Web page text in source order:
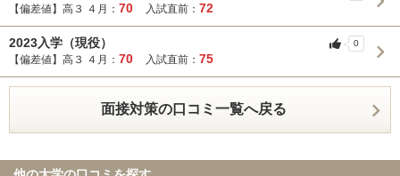
【偏差値】高３ ４月： 70 入試直前： 72
2023入学（現役）
【偏差値】高３ ４月： 70 入試直前： 75
0
面接対策の口コミ一覧へ戻る